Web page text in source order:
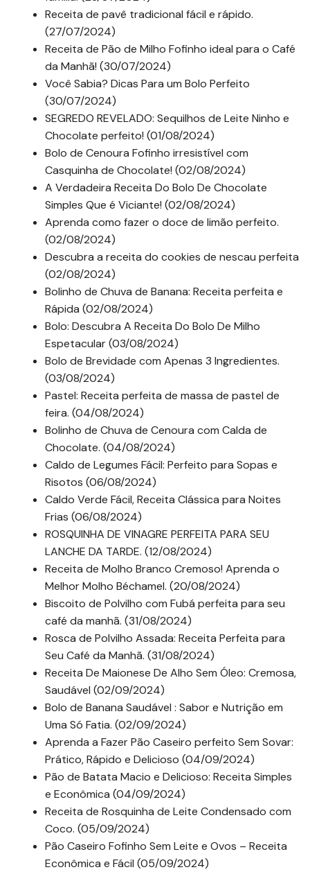
Receita de pavê tradicional fácil e rápido.
(27/07/2024)
Receita de Pão de Milho Fofinho ideal para o Café
da Manhã! (30/07/2024)
Você Sabia? Dicas Para um Bolo Perfeito
(30/07/2024)
SEGREDO REVELADO: Sequilhos de Leite Ninho e
Chocolate perfeito! (01/08/2024)
Bolo de Cenoura Fofinho irresistível com
Casquinha de Chocolate! (02/08/2024)
A Verdadeira Receita Do Bolo De Chocolate
Simples Que é Viciante! (02/08/2024)
Aprenda como fazer o doce de limão perfeito.
(02/08/2024)
Descubra a receita do cookies de nescau perfeita
(02/08/2024)
Bolinho de Chuva de Banana: Receita perfeita e
Rápida (02/08/2024)
Bolo: Descubra A Receita Do Bolo De Milho
Espetacular (03/08/2024)
Bolo de Brevidade com Apenas 3 Ingredientes.
(03/08/2024)
Pastel: Receita perfeita de massa de pastel de
feira. (04/08/2024)
Bolinho de Chuva de Cenoura com Calda de
Chocolate. (04/08/2024)
Caldo de Legumes Fácil: Perfeito para Sopas e
Risotos (06/08/2024)
Caldo Verde Fácil, Receita Clássica para Noites
Frias (06/08/2024)
ROSQUINHA DE VINAGRE PERFEITA PARA SEU
LANCHE DA TARDE. (12/08/2024)
Receita de Molho Branco Cremoso! Aprenda o
Melhor Molho Béchamel. (20/08/2024)
Biscoito de Polvilho com Fubá perfeita para seu
café da manhã. (31/08/2024)
Rosca de Polvilho Assada: Receita Perfeita para
Seu Café da Manhã. (31/08/2024)
Receita De Maionese De Alho Sem Óleo: Cremosa,
Saudável (02/09/2024)
Bolo de Banana Saudável : Sabor e Nutrição em
Uma Só Fatia. (02/09/2024)
Aprenda a Fazer Pão Caseiro perfeito Sem Sovar:
Prático, Rápido e Delicioso (04/09/2024)
Pão de Batata Macio e Delicioso: Receita Simples
e Econômica (04/09/2024)
Receita de Rosquinha de Leite Condensado com
Coco. (05/09/2024)
Pão Caseiro Fofinho Sem Leite e Ovos – Receita
Econômica e Fácil (05/09/2024)